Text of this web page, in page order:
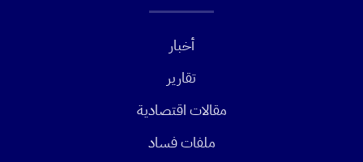
أخبار
تقارير
مقالات اقتصادية
ملفات فساد